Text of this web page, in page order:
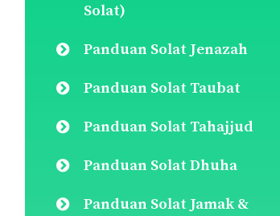
Solat)
Panduan Solat Jenazah
Panduan Solat Taubat
Panduan Solat Tahajjud
Panduan Solat Dhuha
Panduan Solat Jamak &